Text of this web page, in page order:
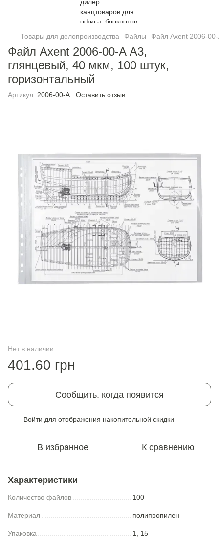
Товары для делопроизводства Файлы Файл Axent 2006-00-
Файл Axent 2006-00-A А3,
глянцевый, 40 мкм, 100 штук,
горизонтальный
Артикул: 2006-00-A Оставить отзыв
Нет в наличии
401.60 грн
Сообщить, когда появится
Войти для отображения накопительной скидки
В избранное К сравнению
Характеристики
Количество файлов 100
Материал полипропилен
Упаковка 1, 15